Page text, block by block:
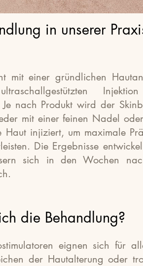
in unserer
mit einer gründlichen
nach Produkt wird der
mit einer feinen Nadel
injiziert, um maximale
Die Ergebnisse
sich in den Wochen
die Behandlung?
eignen sich für
der Hautalterung oder